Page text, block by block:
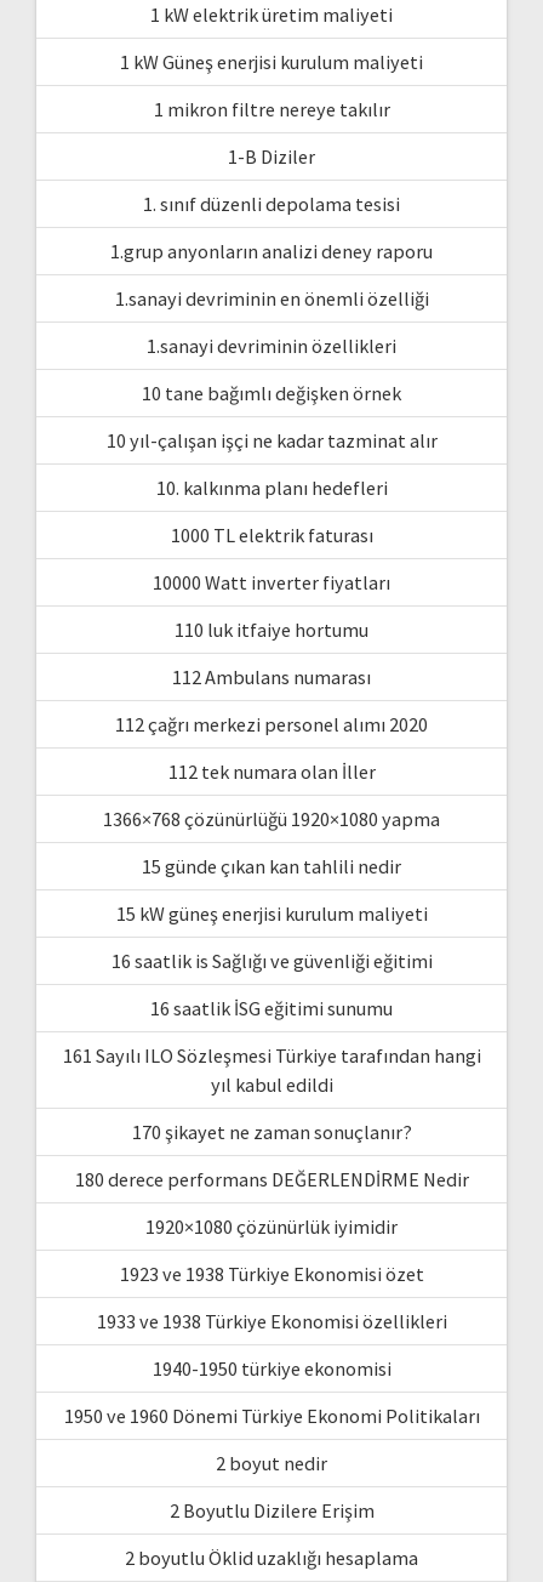
1 kW elektrik üretim maliyeti
1 kW Güneş enerjisi kurulum maliyeti
1 mikron filtre nereye takılır
1-B Diziler
1. sınıf düzenli depolama tesisi
1.grup anyonların analizi deney raporu
1.sanayi devriminin en önemli özelliği
1.sanayi devriminin özellikleri
10 tane bağımlı değişken örnek
10 yıl-çalışan işçi ne kadar tazminat alır
10. kalkınma planı hedefleri
1000 TL elektrik faturası
10000 Watt inverter fiyatları
110 luk itfaiye hortumu
112 Ambulans numarası
112 çağrı merkezi personel alımı 2020
112 tek numara olan İller
1366×768 çözünürlüğü 1920×1080 yapma
15 günde çıkan kan tahlili nedir
15 kW güneş enerjisi kurulum maliyeti
16 saatlik is Sağlığı ve güvenliği eğitimi
16 saatlik İSG eğitimi sunumu
161 Sayılı ILO Sözleşmesi Türkiye tarafından hangi
yıl kabul edildi
170 şikayet ne zaman sonuçlanır?
180 derece performans DEĞERLENDİRME Nedir
1920×1080 çözünürlük iyimidir
1923 ve 1938 Türkiye Ekonomisi özet
1933 ve 1938 Türkiye Ekonomisi özellikleri
1940-1950 türkiye ekonomisi
1950 ve 1960 Dönemi Türkiye Ekonomi Politikaları
2 boyut nedir
2 Boyutlu Dizilere Erişim
2 boyutlu Öklid uzaklığı hesaplama